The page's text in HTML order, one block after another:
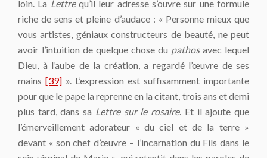
loin. La Lettrequ’il leur adresse s’ouvre sur une formule
riche de sens et pleine d’audace : « Personne mieux que
vous artistes, géniaux constructeurs de beauté, ne peut
avoir l’intuition de quelque chose du pathosavec lequel
Dieu, à l’aube de la création, a regardé l’œuvre de ses
mains [39] ». L’expression est suffisamment importante
pour que le pape la reprenne en la citant, trois ans et demi
plus tard, dans sa Lettre sur le rosaire. Et il ajoute que
l’émerveillement adorateur « du ciel et de la terre »
devant « son chef d’œuvre – l’incarnation du Fils dans le